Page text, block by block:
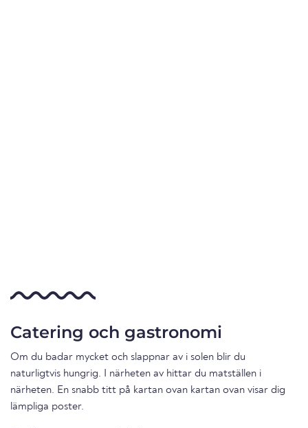
Catering och gastronomi
Om du badar mycket och slappnar av i solen blir du
naturligtvis hungrig. I närheten av hittar du matställen i
närheten. En snabb titt på kartan ovan kartan ovan visar dig
lämpliga poster.